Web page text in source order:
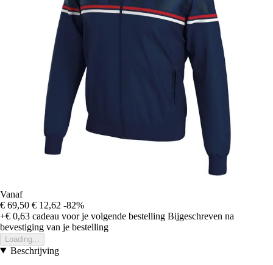
Vanaf
€ 69,50 € 12,62 -82%
+€ 0,63 cadeau voor je volgende bestelling Bijgeschreven na
bevestiging van je bestelling
Loading...
Beschrijving